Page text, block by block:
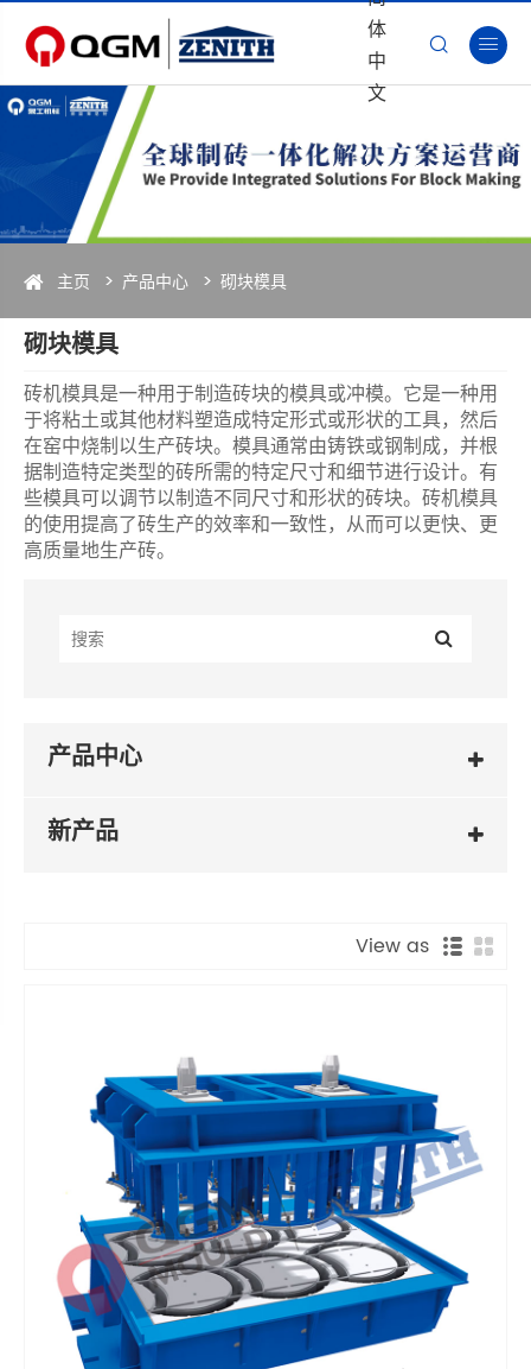
体
中
文
 
主页 产品中心 砌块模具
砌块模具
砖机模具是一种用于制造砖块的模具或冲模。它是一种用
于将粘土或其他材料塑造成特定形式或形状的工具，然后
在窑中烧制以生产砖块。模具通常由铸铁或钢制成，并根
据制造特定类型的砖所需的特定尺寸和细节进行设计。有
些模具可以调节以制造不同尺寸和形状的砖块。砖机模具
的使用提高了砖生产的效率和一致性，从而可以更快、更
高质量地生产砖。
产品中心
新产品
View as